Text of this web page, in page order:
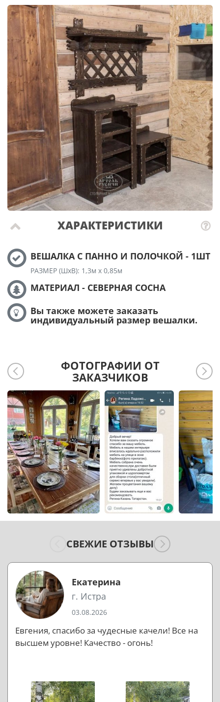
ХАРАКТЕРИСТИКИ
ВЕШАЛКА С ПАННО И ПОЛОЧКОЙ - 1ШТ
РАЗМЕР (ШхВ): 1,3м х 0,85м
МАТЕРИАЛ - СЕВЕРНАЯ СОСНА
Вы также можете заказать
индивидуальный размер вешалки.
ФОТОГРАФИИ ОТ
ЗАКАЗЧИКОВ
СВЕЖИЕ ОТЗЫВЫ
Екатерина
г. Истра
03.08.2026
Евгения, спасибо за чудесные качели! Все на
высшем уровне! Качество - огонь!